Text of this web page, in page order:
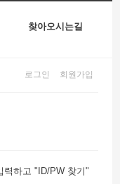
찾아오시는길
로그인 회원가입
력하고 "ID/PW 찾기"